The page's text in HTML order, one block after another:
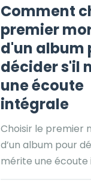
Comment
premier
d'un album
décider s'il
une écoute
intégrale
Choisir le premier
d’un album pour
mérite une écoute